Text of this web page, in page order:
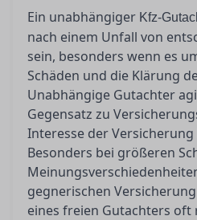
Ein unabhängiger Kfz-
nach einem Unfall von
sein, besonders wenn es
Schäden und die Klärung
Unabhängige Gutachter
Gegensatz zu
Interesse der
Besonders bei größeren
gegnerischen
eines freien Gutachters oft